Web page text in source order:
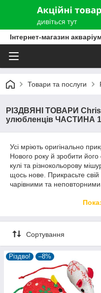
Інтернет-магазин
Товари та послуги
РІЗДВЯНІ ТОВАРИ
улюбленців ЧАСТИНА 1
Усі мріють оригінально
Нового року й зробити
кулі та різнокольорову
щось нове. Прикрасьте
чарівними та
подарунок на Новий рік та
Детальніше: https://
novorichna-avtorska-
Сортування
Різдво! –8%